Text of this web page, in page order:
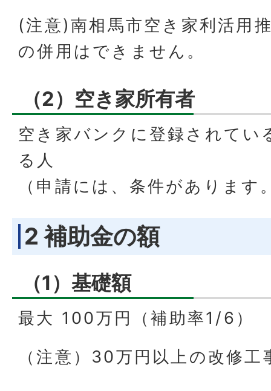
(注意)南相馬市空き家利活用
の併用はできません。
（2）空き家所有者
空き家バンクに登録されてい
る人
（申請には、条件があります
2 補助金の額
（1）基礎額
最大 100万円（補助率1/6）
（注意）30万円以上の改修